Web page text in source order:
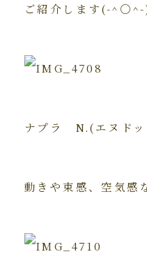
ご紹介します(-^〇^-
ナプラ N.(エヌドッ
動きや束感、空気感